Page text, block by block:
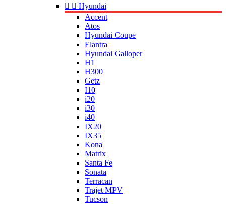
  Hyundai
Accent
Atos
Hyundai Coupe
Elantra
Hyundai Galloper
H1
H300
Getz
I10
i20
i30
i40
IX20
IX35
Kona
Matrix
Santa Fe
Sonata
Terracan
Trajet MPV
Tucson